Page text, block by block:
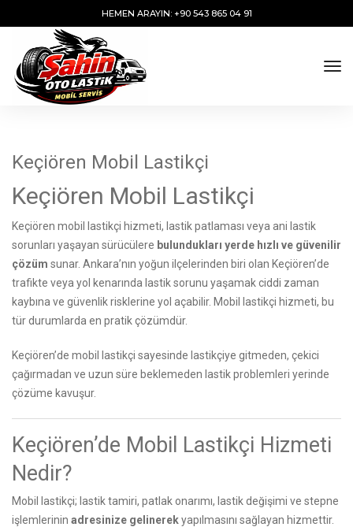
HEMEN ARAYIN: +90 543 865 04 91
Keçiören Mobil Lastikçi
Keçiören Mobil Lastikçi
Keçiören mobil lastikçi hizmeti, lastik patlaması veya ani lastik
sorunları yaşayan sürücülere bulundukları yerde hızlı ve güvenilir
çözüm sunar. Ankara’nın yoğun ilçelerinden biri olan Keçiören’de
trafikte veya yol kenarında lastik sorunu yaşamak ciddi zaman
kaybına ve güvenlik risklerine yol açabilir. Mobil lastikçi hizmeti, bu
tür durumlarda en pratik çözümdür.
Keçiören’de mobil lastikçi sayesinde lastikçiye gitmeden, çekici
çağırmadan ve uzun süre beklemeden lastik problemleri yerinde
çözüme kavuşur.
Keçiören’de Mobil Lastikçi Hizmeti
Nedir?
Mobil lastikçi; lastik tamiri, patlak onarımı, lastik değişimi ve stepne
işlemlerinin adresinize gelinerekyapılmasını sağlayan hizmettir.